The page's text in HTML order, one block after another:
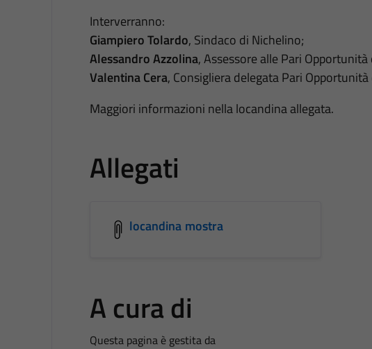
Interverranno:
Giampiero Tolardo, Sindaco di Nichelino;
Alessandro Azzolina, Assessore alle Pari Opportunità
Valentina Cera, Consigliera delegata Pari
Maggiori informazioni nella locandina allegata.
Allegati
locandina mostra
A cura di
Questa pagina è gestita da